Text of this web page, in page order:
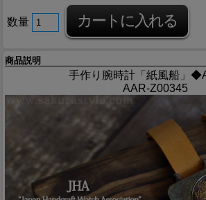
数量
商品説明
手作り腕時計「紙風船」
AAR-Z00345